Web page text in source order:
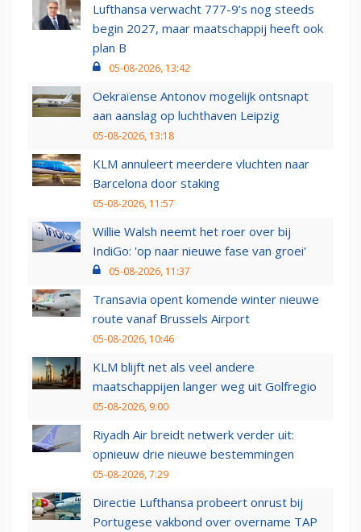
Lufthansa verwacht 777-9’s nog steeds
begin 2027, maar maatschappij heeft ook
plan B
05-08-2026, 13:42
Oekraïense Antonov mogelijk ontsnapt
aan aanslag op luchthaven Leipzig
05-08-2026, 13:18
KLM annuleert meerdere vluchten naar
Barcelona door staking
05-08-2026, 11:57
Willie Walsh neemt het roer over bij
IndiGo: 'op naar nieuwe fase van groei'
05-08-2026, 11:37
Transavia opent komende winter nieuwe
route vanaf Brussels Airport
05-08-2026, 10:46
KLM blijft net als veel andere
maatschappijen langer weg uit Golfregio
05-08-2026, 9:00
Riyadh Air breidt netwerk verder uit:
opnieuw drie nieuwe bestemmingen
05-08-2026, 7:29
Directie Lufthansa probeert onrust bij
Portugese vakbond over overname TAP